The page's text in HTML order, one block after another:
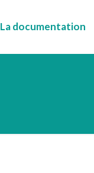
La documentation